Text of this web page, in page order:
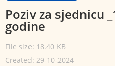
Poziv za sjednicu
godine
File size: 18.40 KB
Created: 29-10-2024